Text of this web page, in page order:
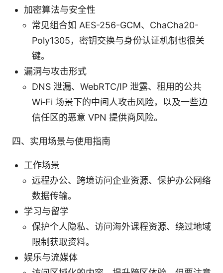
加密算法与安全性
常见组合如 AES-256-GCM、ChaCha20-
Poly1305，密钥交换与身份认证机制也很关
键。
漏洞与攻击形式
DNS 泄漏、WebRTC/IP 泄露、租用的公共
Wi‑Fi 场景下的中间人攻击风险，以及一些边
信任区的恶意 VPN 提供商风险。
四、实用场景与使用指南
工作场景
远程办公、跨境访问企业资源、保护办公网络
数据传输。
学习与留学
保护个人隐私、访问海外课程资源、绕过地域
限制获取资料。
娱乐与流媒体